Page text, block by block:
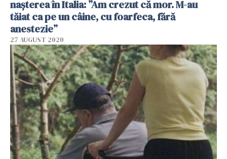
naşterea în Italia: ”Am crezut că mor. M-au
tăiat ca pe un câine, cu foarfeca, fără
anestezie”
27 AUGUST 2020